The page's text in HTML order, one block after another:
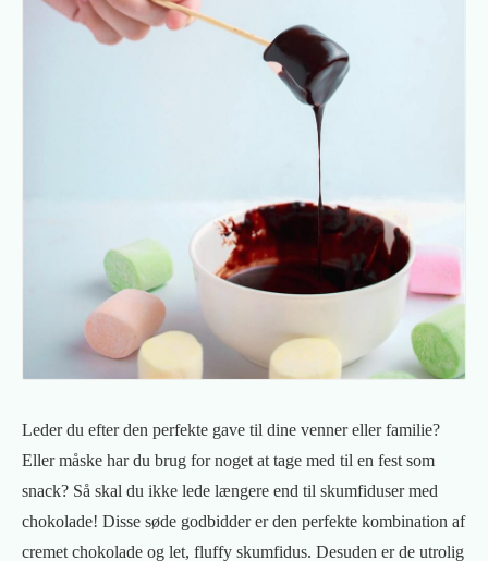
Leder du efter den perfekte gave til dine venner eller familie?
Eller måske har du brug for noget at tage med til en fest som
snack? Så skal du ikke lede længere end til skumfiduser med
chokolade! Disse søde godbidder er den perfekte kombination af
cremet chokolade og let, fluffy skumfidus. Desuden er de utrolig